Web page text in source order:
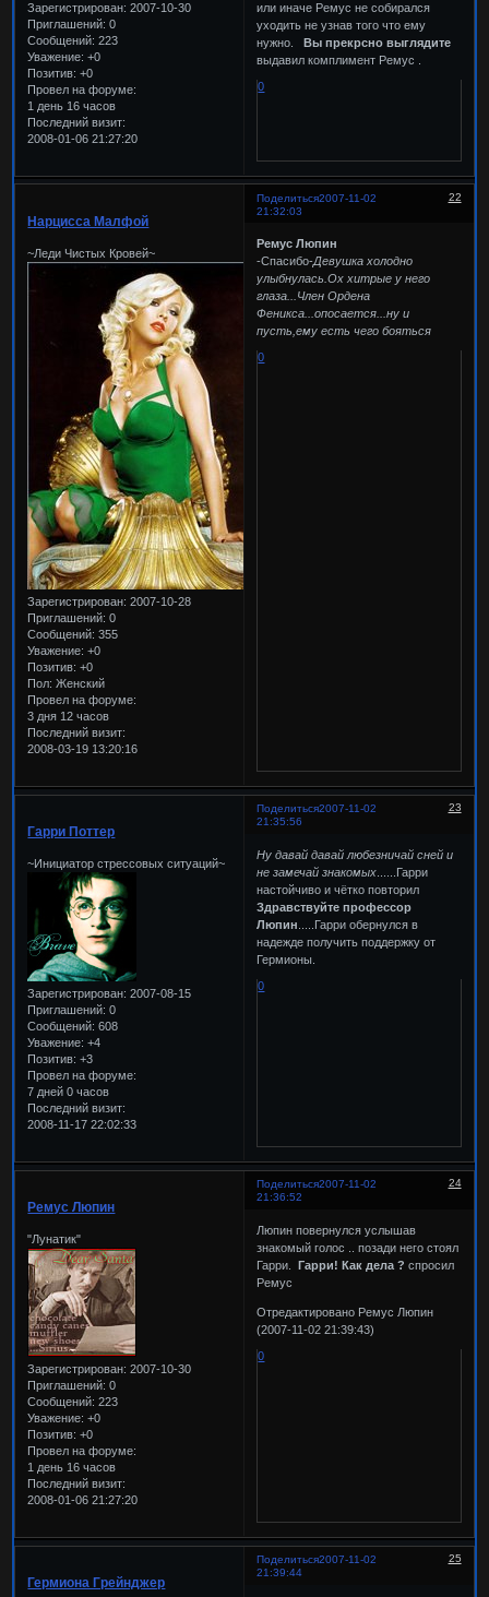
Зарегистрирован: 2007-10-30
Приглашений: 0
Сообщений: 223
Уважение: +0
Позитив: +0
Провел на форуме:
1 день 16 часов
Последний визит:
2008-01-06 21:27:20
или иначе Ремус не собирался
уходить не узнав того что ему
нужно.
Вы прекрсно выглядите
выдавил комплимент Ремус .
0
Поделиться 22
2007-11-02
21:32:03
Нарцисса Малфой
~Леди Чистых Кровей~
Зарегистрирован: 2007-10-28
Приглашений: 0
Сообщений: 355
Уважение: +0
Позитив: +0
Пол: Женский
Провел на форуме:
3 дня 12 часов
Последний визит:
2008-03-19 13:20:16
Ремус Люпин
-Спасибо-Девушка холодно
улыбнулась.Ох хитрые у него
глаза...Член Ордена
Феникса...опосается...ну и
пусть,ему есть чего бояться
0
Поделиться 23
2007-11-02
21:35:56
Гарри Поттер
~Инициатор стрессовых ситуаций~
Зарегистрирован: 2007-08-15
Приглашений: 0
Сообщений: 608
Уважение: +4
Позитив: +3
Провел на форуме:
7 дней 0 часов
Последний визит:
2008-11-17 22:02:33
Ну давай давай любезничай сней и
не замечай знакомых ......Гарри
настойчиво и чётко повторил
Здравствуйте профессор
Люпин
.....Гарри обернулся в
надежде получить поддержку от
Гермионы.
0
Поделиться 24
2007-11-02
21:36:52
Ремус Люпин
"Лунатик"
Зарегистрирован: 2007-10-30
Приглашений: 0
Сообщений: 223
Уважение: +0
Позитив: +0
Провел на форуме:
1 день 16 часов
Последний визит:
2008-01-06 21:27:20
Люпин повернулся услышав
знакомый голос .. позади него стоял
Гарри.Гарри! Как дела ? спросил
Ремус
Отредактировано Ремус Люпин
(2007-11-02 21:39:43)
0
Поделиться 25
2007-11-02
21:39:44
Гермиона Грейнджер